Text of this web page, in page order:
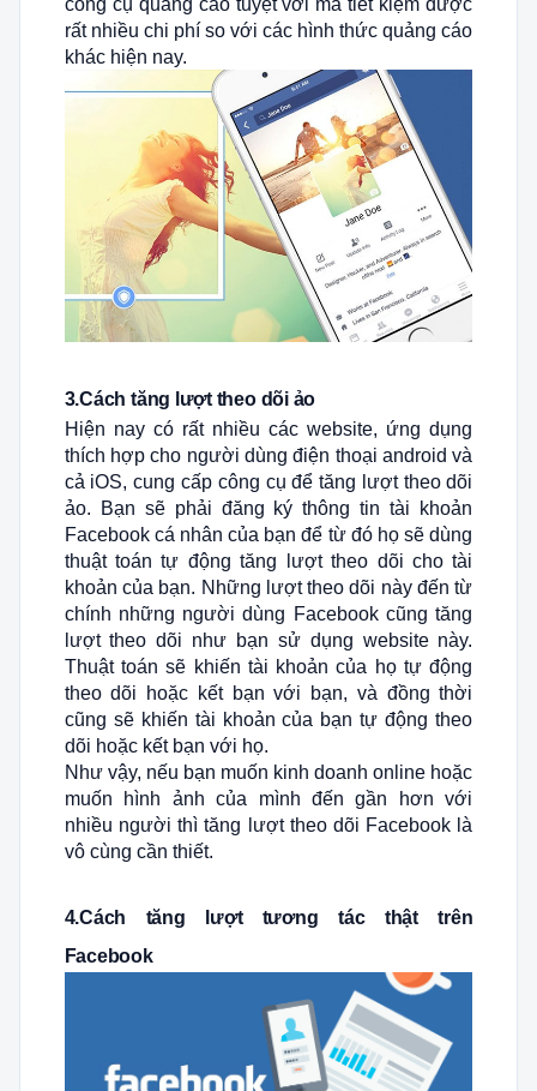
rất nhiều chi phí so với các hình thức quảng cáo
khác hiện nay.
3.Cách tăng lượt theo dõi ảo
Hiện nay có rất nhiều các website, ứng dụng
thích hợp cho người dùng điện thoại android và
cả iOS, cung cấp công cụ để tăng lượt theo dõi
ảo. Bạn sẽ phải đăng ký thông tin tài khoản
Facebook cá nhân của bạn để từ đó họ sẽ dùng
thuật toán tự động tăng lượt theo dõi cho tài
khoản của bạn. Những lượt theo dõi này đến từ
chính những người dùng Facebook cũng tăng
lượt theo dõi như bạn sử dụng website này.
Thuật toán sẽ khiến tài khoản của họ tự động
theo dõi hoặc kết bạn với bạn, và đồng thời
cũng sẽ khiến tài khoản của bạn tự động theo
dõi hoặc kết bạn với họ.
Như vậy, nếu bạn muốn kinh doanh online hoặc
muốn hình ảnh của mình đến gần hơn với
nhiều người thì tăng lượt theo dõi Facebook là
vô cùng cần thiết.
4.Cách tăng lượt tương tác thật trên
Facebook